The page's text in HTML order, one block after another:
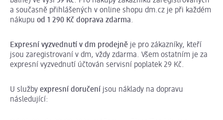
a současně přihlášených v online shopu dm.cz je při každém
nákupu od 1 290 Kč doprava zdarma.
Expresní vyzvednutí v dm prodejně je pro zákazníky, kteří
jsou zaregistrovaní v dm, vždy zdarma. Všem ostatním je za
expresní vyzvednutí účtován servisní poplatek 29 Kč.
U služby expresní doručení jsou náklady na dopravu
následující: